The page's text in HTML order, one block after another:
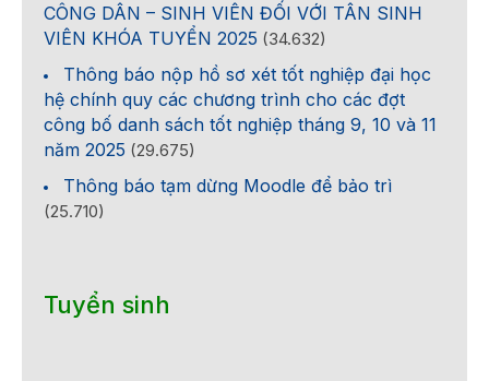
CÔNG DÂN – SINH VIÊN ĐỐI VỚI TÂN SINH
VIÊN KHÓA TUYỂN 2025 (34.632)
Thông báo nộp hồ sơ xét tốt nghiệp đại học
hệ chính quy các chương trình cho các đợt
công bố danh sách tốt nghiệp tháng 9, 10 và 11
năm 2025 (29.675)
Thông báo tạm dừng Moodle để bảo trì
(25.710)
Tuyển sinh